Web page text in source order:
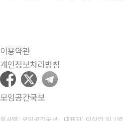
이용약관
개인정보처리방침
모임공간국보